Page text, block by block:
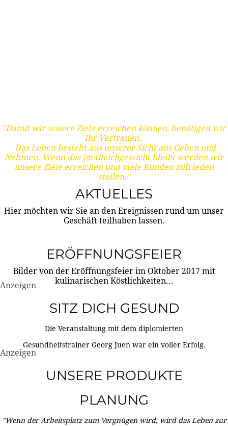
"Damit wir unsere Ziele erreichen können, benötigen wir
Ihr Vertrauen.
Das Leben besteht aus unserer Sicht aus Geben und
Nehmen. Wenn das im Gleichgewicht bleibt werden wir
unsere Ziele erreichen und viele Kunden zufrieden
stellen."
AKTUELLES
Hier möchten wir Sie an den Ereignissen rund um unser
Geschäft teilhaben lassen.
ERÖFFNUNGSFEIER
Bilder von der Eröffnungsfeier im Oktober 2017 mit
kulinarischen Köstlichkeiten...
Anzeigen
SITZ DICH GESUND
Die Veranstaltung mit dem diplomierten
Gesundheitstrainer Georg Juen war ein voller Erfolg.
Anzeigen
UNSERE PRODUKTE
PLANUNG
"Wenn der Arbeitsplatz zum Vergnügen wird, wird das Leben zur